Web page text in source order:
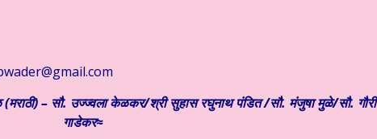
– सौ. उज्ज्वला केळकर/श्री सुहास रघुनाथ पंडित /सौ. मंजुषा मुळे/सौ. गौरी
गाडेकर≈